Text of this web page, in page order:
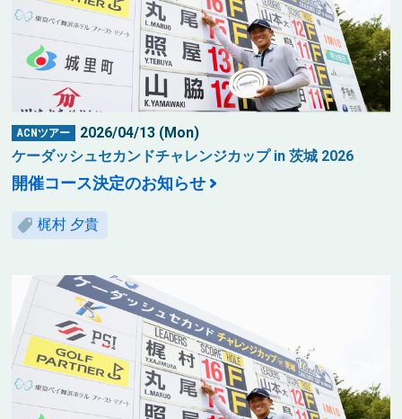
ACNツアー
2026/04/13 (Mon)
ケーダッシュセカンドチャレンジカップ in 茨城 2026
開催コース決定のお知らせ
梶村 夕貴